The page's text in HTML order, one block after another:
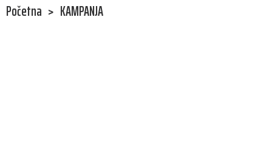
Početna > KAMPANJA